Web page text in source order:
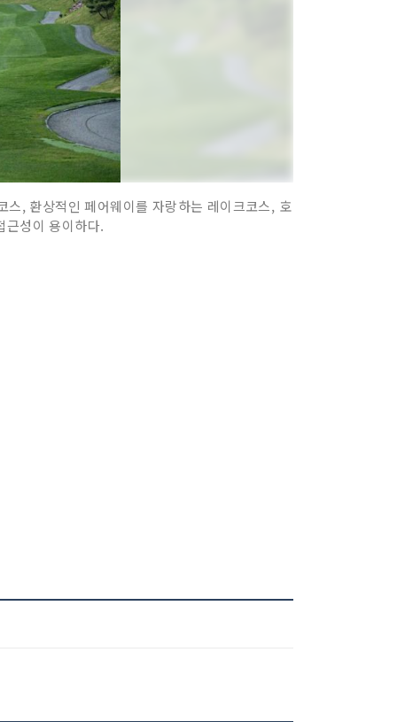
, 환상적인 페어웨이를 자랑하는 레이크코스, 호
근성이 용이하다.